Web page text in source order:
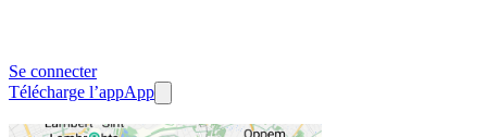
Se connecter
Télécharge l’appApp